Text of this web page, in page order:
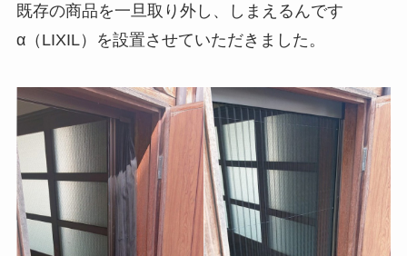
既存の商品を一旦取り外し、しまえるんです
α（LIXIL）を設置させていただきました。